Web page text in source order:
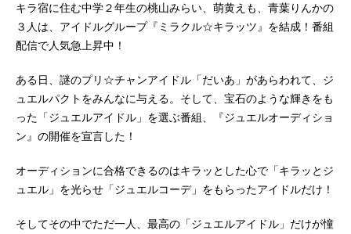
キラ宿に住む中学２年生の桃山みらい、萌黄えも、青葉りんかの
３人は、アイドルグループ『ミラクル☆キラッツ』を結成！番組
配信で人気急上昇中！
ある日、謎のプリ☆チャンアイドル「だいあ」があらわれて、ジ
ュエルパクトをみんなに与える。そして、宝石のような輝きをも
った「ジュエルアイドル」を選ぶ番組、『ジュエルオーディショ
ン』の開催を宣言した！
オーディションに合格できるのはキラッとした心で「キラッとジ
ュエル」を光らせ「ジュエルコーデ」をもらったアイドルだけ！
そしてその中でただ一人、最高の「ジュエルアイドル」だけが憧